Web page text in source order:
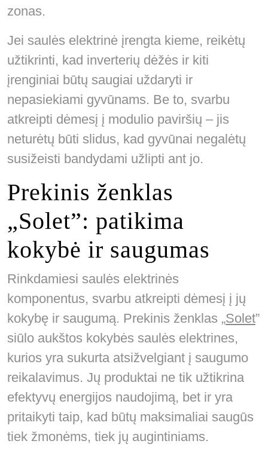
zonas.
Jei saulės elektrinė įrengta kieme, reikėtų
užtikrinti, kad inverterių dėžės ir kiti
įrenginiai būtų saugiai uždaryti ir
nepasiekiami gyvūnams. Be to, svarbu
atkreipti dėmesį į modulio paviršių – jis
neturėtų būti slidus, kad gyvūnai negalėtų
susižeisti bandydami užlipti ant jo.
Prekinis ženklas
„Solet”: patikima
kokybė ir saugumas
Rinkdamiesi saulės elektrinės
komponentus, svarbu atkreipti dėmesį į jų
kokybę ir saugumą. Prekinis ženklas „Solet”
siūlo aukštos kokybės saulės elektrines,
kurios yra sukurta atsižvelgiant į saugumo
reikalavimus. Jų produktai ne tik užtikrina
efektyvų energijos naudojimą, bet ir yra
pritaikyti taip, kad būtų maksimaliai saugūs
tiek žmonėms, tiek jų augintiniams.